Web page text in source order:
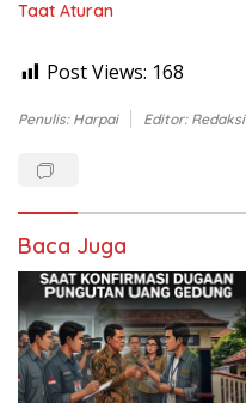
Taat Aturan
Post Views: 168
Penulis: Harpai Editor: Redaksi
Baca Juga